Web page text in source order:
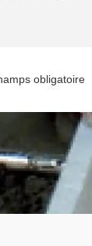
obligatoire